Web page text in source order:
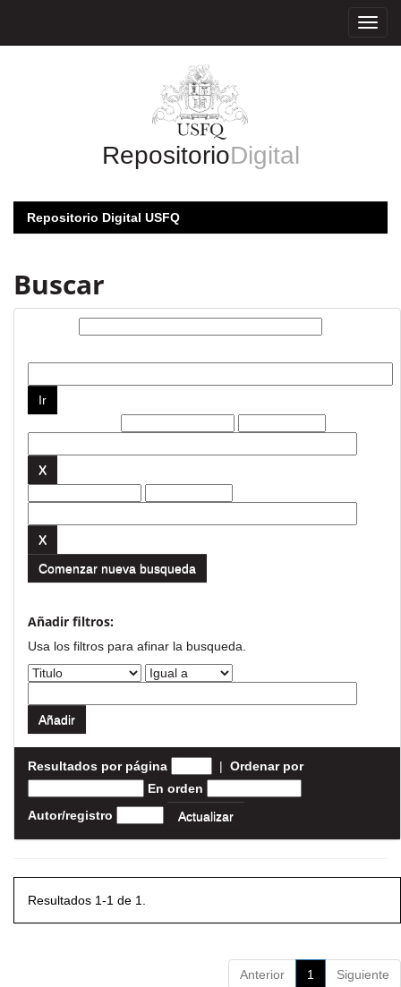
RepositorioDigital
Repositorio Digital USFQ
Buscar
Comenzar nueva busqueda
Añadir filtros:
Usa los filtros para afinar la busqueda.
Resultados por página | Ordenar por
En orden
Autor/registro
Resultados 1-1 de 1.
Anterior 1 Siguiente